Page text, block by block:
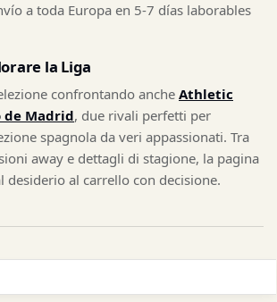
a toda Europa en 5-7 días laborables
la Liga
confrontando anche Athletic
Madrid, due rivali perfetti per
spagnola da veri appassionati. Tra
away e dettagli di stagione, la pagina
desiderio al carrello con decisione.